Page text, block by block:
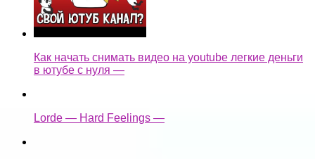
Как начать снимать видео на youtube легкие деньги
в ютубе с нуля —
Lorde — Hard Feelings —